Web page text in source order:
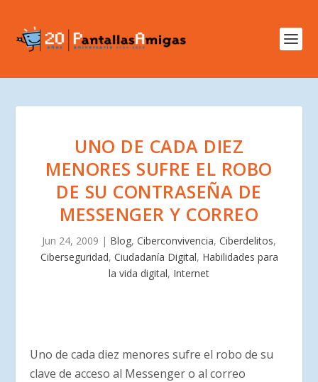
UNO DE CADA DIEZ
MENORES SUFRE EL ROBO
DE SU CONTRASEÑA DE
MESSENGER Y CORREO
Jun 24, 2009 | Blog, Ciberconvivencia, Ciberdelitos,
Ciberseguridad, Ciudadanía Digital, Habilidades para
la vida digital, Internet
Uno de cada diez menores sufre el robo de su
clave de acceso al Messenger o al correo